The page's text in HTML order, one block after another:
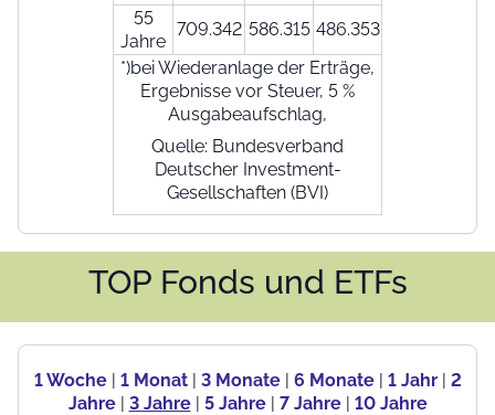
55
Jahre
709.342 586.315 486.353
*)bei Wiederanlage der Erträge,
Ergebnisse vor Steuer, 5 %
Ausgabeaufschlag,
Quelle: Bundesverband
Deutscher Investment-
Gesellschaften (BVI)
TOP Fonds und ETFs
1 Woche| 1 Monat| 3 Monate| 6 Monate| 1 Jahr| 2
Jahre| 3 Jahre| 5 Jahre| 7 Jahre| 10 Jahre